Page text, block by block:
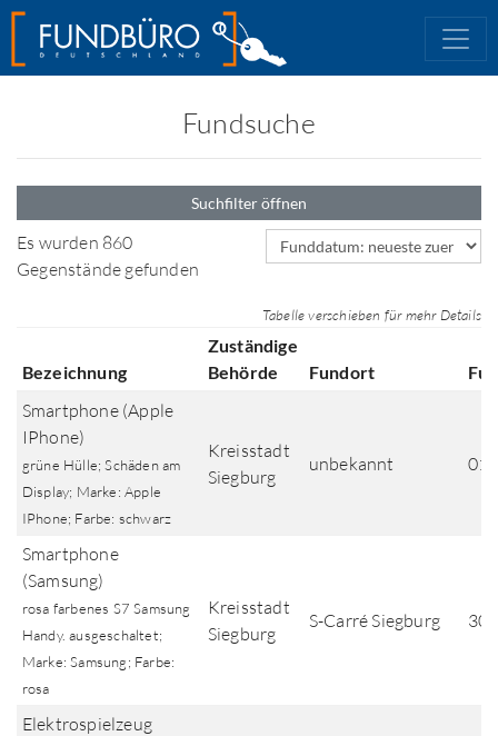
Fundsuche
Suchfilter öffnen
Es wurden 860
Gegenstände gefunden
Sortierfeld
Tabelle verschieben für mehr Details
Bezeichnung
Zuständige
Behörde
Fundort
Smartphone (Apple
IPhone)
grüne Hülle; Schäden am
Display; Marke: Apple
IPhone; Farbe: schwarz
Kreisstadt
Siegburg
unbekannt
Smartphone
(Samsung)
rosa farbenes S7 Samsung
Handy. ausgeschaltet;
Marke: Samsung; Farbe:
rosa
Kreisstadt
Siegburg
S-Carré Siegburg
Elektrospielzeug